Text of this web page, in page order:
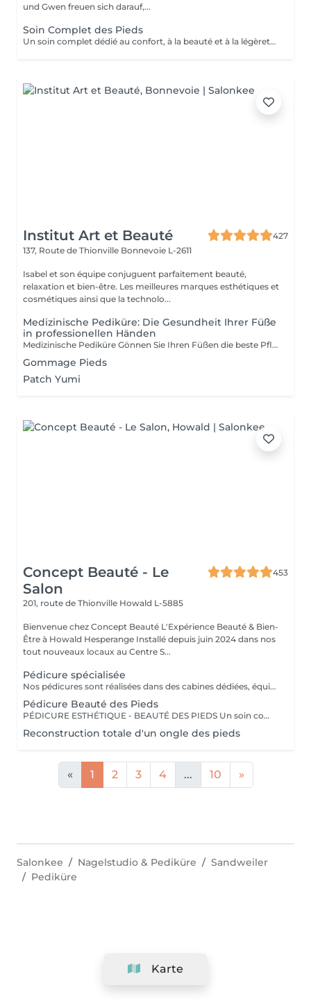
und Gwen freuen sich darauf,...
Soin Complet des Pieds
Un soin complet dédié au confort, à la beauté et à la légèreté des pieds. Le soin débute par un bain de pieds relaxant, suivi d'une exfoliation douce afin d'éliminer les cellules mortes et retrouver une peau plus lisse et souple. Un masque nourrissant est ensuite appliqué pour hydrater en profondeur, tandis que les ongles et les cuticules sont soigneusement travaillés pour un résultat net et soigné. Le soin se prolonge par un moment de détente, apportant une sensation immédiate de confort et de légèreté. Les pieds sont plus doux, la peau nourrie et les ongles parfaitement soignés. Le vernis classique n'est pas proposé à l'institut. Si vous le souhaitez, nous pouvons toutefois réaliser la pose avec votre propre vernis en sélectionnant l'option correspondante.
Institut Art et Beauté
427
137, Route de Thionville Bonnevoie L-2611
Isabel et son équipe conjuguent parfaitement beauté,
relaxation et bien-être. Les meilleures marques esthétiques et
cosmétiques ainsi que la technolo...
Medizinische Pediküre: Die Gesundheit Ihrer Füße
in professionellen Händen
Medizinische Pediküre Gönnen Sie Ihren Füßen die beste Pflege mit unserer medizinischen Pediküre eine wahre Verjüngungskur. Im Gegensatz zur ästhetischen Pediküre, die sich auf das Aussehen konzentriert, behandelt und verhindert die medizinische Pediküre Erkrankungen wie Hühneraugen, Hornhaut und eingewachsene Zehennägel. Unsere Spezialbehandlungen: Fußbad: Beruhigend und weich machend, um die weitere Pflege zu erleichtern. Nagel- und Nagelhautpflege: Kürzen, Feilen und Behandlung der Nagelhaut, um Infektionen und eingewachsene Nägel zu verhindern. Hornhautentfernung: Spezialtechniken für eine glatte, schmerzfreie Haut. Peeling: Sanfte Reinigung zur Entfernung abgestorbener Hautzellen. Massage: Verbessert die Blutzirkulation und lindert Spannungen. Feuchtigkeitsmaske: Pflegt intensiv für weiche und geschmeidige Füße. Warum die medizinische Pediküre wählen? Fußgesundheit: Behandelt gesundheitliche Probleme und verhindert Komplikationen. Komfort und Entspannung: Vereint Pflege und Entspannung für ein angenehmes Erlebnis. Prävention: Vermeidet zukünftige Probleme und verbessert Ihre Lebensqualität. Professionelle Expertise: Individuelle Pflege durch zertifizierte Beautician. Ihre Füße werden es Ihnen danken und Sie werden mit einem Gefühl von Leichtigkeit und Frische nach Hause gehen.
Gommage Pieds
Patch Yumi
Concept Beauté - Le
Salon
453
201, route de Thionville Howald L-5885
Bienvenue chez Concept Beauté L'Expérience Beauté & Bien-
Être à Howald Hesperange Installé depuis juin 2024 dans nos
tout nouveaux locaux au Centre S...
Pédicure spécialisée
Nos pédicures sont réalisées dans des cabines dédiées, équipées de fauteuils Pedi Spa avec bain de pieds intégré, pour une expérience alliant détente et expertise. Nous utilisons les produits spécifiques de la toute nouvelle gamme pieds de ProNails, formulée pour nourrir, réparer et protéger vos pieds en profondeur. PÉDICURE COMPLÈTE L'Expertise d'un Soin Médicalisé Notre pédicure complète, idéale pour celles et ceux qui souhaitent un soin approfondi des pieds. Ce soin est recommandé en cas de callosités, cors, durillons ou ongles épaissis. Ce soin expert comprend : Soins des ongles et cuticules Traitement des callosités, cors et durillons Lissage et hydratation intense pour retrouver des pieds doux et confortables Massage relaxant et apaisant pour stimuler la circulation Selon vos envies, vous pouvez compléter votre pédicure avec : Pose vernis Longwear Pour une touche de couleur élégante Vernis semi-permanent Tenue parfaite Soin Spa Complet des Pieds Exfoliation, masque nourrissant et massage profond pour une détente absolue Offrez à vos pieds un soin sur-mesure, réalisé par nos professionnelles expertes ! Un soin idéal pour retrouver confort et légèreté, tout en préservant la santé de vos pieds !
Pédicure Beauté des Pieds
PÉDICURE ESTHÉTIQUE - BEAUTÉ DES PIEDS Un soin complet pour des pieds soignés et sublimés, idéal pour une mise en beauté régulière. Ce soin comprend : Limage et mise en forme des ongles Soins des cuticules et hydratation Exfoliation pour des pieds tout doux Pose de vernis classique ou semi-permanent (en option) Parfait pour garder des pieds élégants toute l'année ! Un soin idéal pour retrouver confort et légèreté, tout en préservant la santé de vos pieds ! OPTIONS À LA CARTE Personnalisez votre soin ! Selon vos envies, vous pouvez compléter votre pédicure avec : Pose de vernis Longwear Pour une touche de couleur élégante Vernis semi-permanent Tenue parfaite jusqu'à 3 semaines Soin Spa Complet des Pieds Exfoliation, masque nourrissant et massage profond pour une détente absolue Profitez d'un véritable rituel de soins des pieds dans un cadre relaxant et confortable, grâce à nos fauteuils Pedi Spa et aux produits de pointe de ProNails !
Reconstruction totale d'un ongle des pieds
« 1 2 3 4 ... 10 »
Karte
Salonkee Nagelstudio & Pediküre
Sandweiler
Pediküre